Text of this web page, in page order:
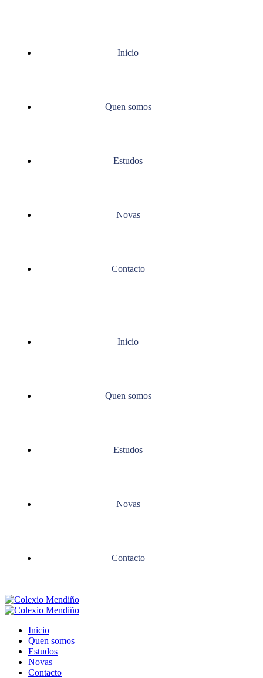
Inicio
Quen somos
Estudos
Novas
Contacto
Inicio
Quen somos
Estudos
Novas
Contacto
Inicio
Quen somos
Estudos
Novas
Contacto